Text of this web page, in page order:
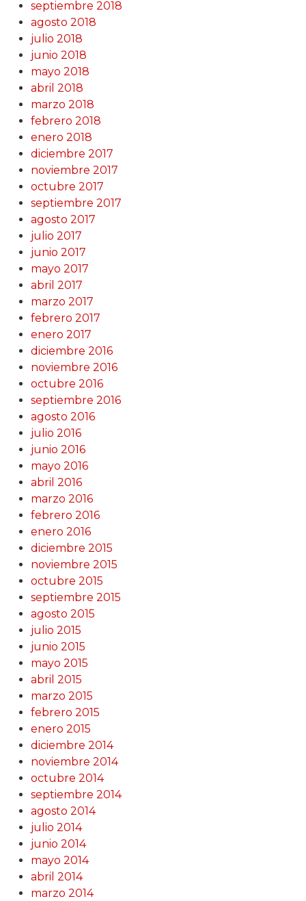
septiembre 2018
agosto 2018
julio 2018
junio 2018
mayo 2018
abril 2018
marzo 2018
febrero 2018
enero 2018
diciembre 2017
noviembre 2017
octubre 2017
septiembre 2017
agosto 2017
julio 2017
junio 2017
mayo 2017
abril 2017
marzo 2017
febrero 2017
enero 2017
diciembre 2016
noviembre 2016
octubre 2016
septiembre 2016
agosto 2016
julio 2016
junio 2016
mayo 2016
abril 2016
marzo 2016
febrero 2016
enero 2016
diciembre 2015
noviembre 2015
octubre 2015
septiembre 2015
agosto 2015
julio 2015
junio 2015
mayo 2015
abril 2015
marzo 2015
febrero 2015
enero 2015
diciembre 2014
noviembre 2014
octubre 2014
septiembre 2014
agosto 2014
julio 2014
junio 2014
mayo 2014
abril 2014
marzo 2014